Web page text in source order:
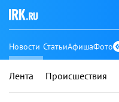
Новости СтатьиАфишаФото
Лента Происшествия